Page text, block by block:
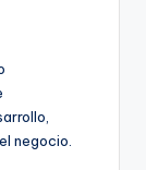
negocio.